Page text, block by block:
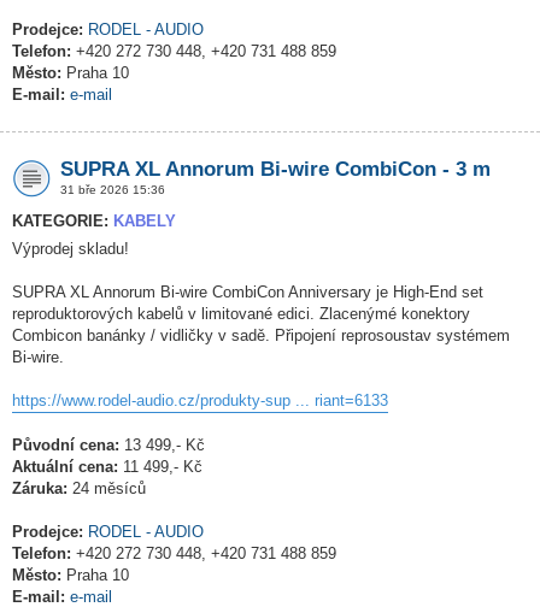
Prodejce: RODEL - AUDIO
Telefon: +420 272 730 448, +420 731 488 859
Město: Praha 10
E-mail: e-mail
SUPRA XL Annorum Bi-wire CombiCon - 3 m
31 bře 2026 15:36
KATEGORIE: KABELY
Výprodej skladu!
SUPRA XL Annorum Bi-wire CombiCon Anniversary je High-End set
reproduktorových kabelů v limitované edici. Zlacenýmé konektory
Combicon banánky / vidličky v sadě. Připojení reprosoustav systémem
Bi-wire.
https://www.rodel-audio.cz/produkty-sup ... riant=6133
Původní cena: 13 499,- Kč
Aktuální cena: 11 499,- Kč
Záruka: 24 měsíců
Prodejce: RODEL - AUDIO
Telefon: +420 272 730 448, +420 731 488 859
Město: Praha 10
E-mail: e-mail